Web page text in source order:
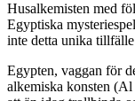
Husalkemisten med
Egyptiska
inte detta unika
Egypten, vaggan för
alkemiska konsten